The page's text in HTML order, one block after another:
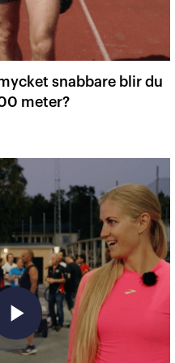
snabbare blir du
meter?
play_arrow